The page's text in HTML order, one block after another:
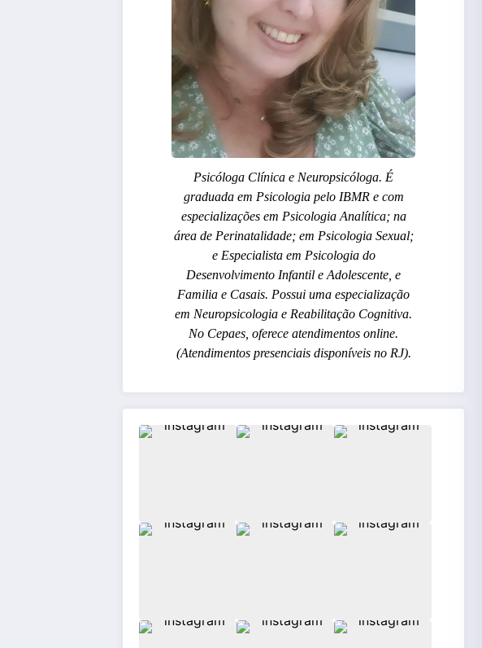
Psicóloga Clínica e Neuropsicóloga. É
graduada em Psicologia pelo IBMR e com
especializações em Psicologia Analítica; na
área de Perinatalidade; em Psicologia Sexual;
e Especialista em Psicologia do
Desenvolvimento Infantil e Adolescente, e
Familia e Casais. Possui uma especialização
em Neuropsicologia e Reabilitação Cognitiva.
No Cepaes, oferece atendimentos online.
(Atendimentos presenciais disponíveis no RJ).